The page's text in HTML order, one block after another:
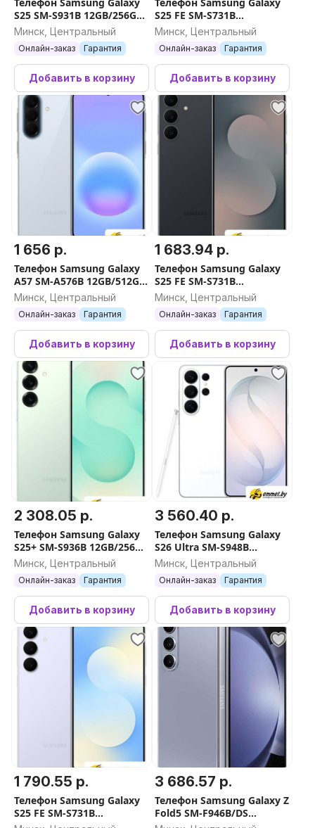
S25 SM-S931B 12GB/256GB
(мятный)
Минск, Центральный
Онлайн-заказ Гарантия
Добавить в корзину
S25 FE SM-S731B
8GB/512GB (черный)
Минск, Центральный
Онлайн-заказ Гарантия
Добавить в корзину
1 656 р.
Телефон Samsung Galaxy
A57 SM-A576B 12GB/512GB
(голубой)
Минск, Центральный
Онлайн-заказ Гарантия
Добавить в корзину
1 683.94 р.
Телефон Samsung Galaxy
S25 FE SM-S731B
8GB/256GB (черный)
Минск, Центральный
Онлайн-заказ Гарантия
Добавить в корзину
2 308.05 р.
Телефон Samsung Galaxy
S25+ SM-S936B 12GB/256GB
(мятный)
Минск, Центральный
Онлайн-заказ Гарантия
Добавить в корзину
3 560.40 р.
Телефон Samsung Galaxy
S26 Ultra SM-S948B
12GB/512GB (белый)
Минск, Центральный
Онлайн-заказ Гарантия
Добавить в корзину
1 790.55 р.
Телефон Samsung Galaxy
S25 FE SM-S731B
3 686.57 р.
Телефон Samsung Galaxy Z
Fold5 SM-F946B/DS